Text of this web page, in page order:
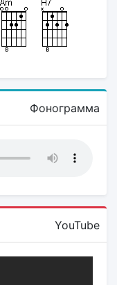
Фонограмма
YouTube